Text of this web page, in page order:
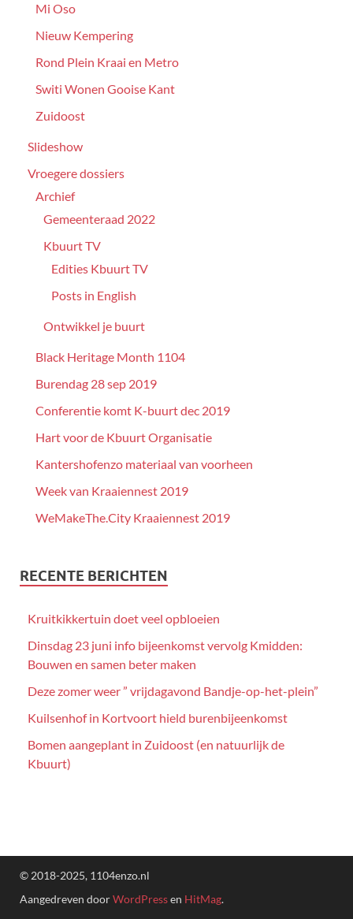
Mi Oso
Nieuw Kempering
Rond Plein Kraai en Metro
Switi Wonen Gooise Kant
Zuidoost
Slideshow
Vroegere dossiers
Archief
Gemeenteraad 2022
Kbuurt TV
Edities Kbuurt TV
Posts in English
Ontwikkel je buurt
Black Heritage Month 1104
Burendag 28 sep 2019
Conferentie komt K-buurt dec 2019
Hart voor de Kbuurt Organisatie
Kantershofenzo materiaal van voorheen
Week van Kraaiennest 2019
WeMakeThe.City Kraaiennest 2019
RECENTE BERICHTEN
Kruitkikkertuin doet veel opbloeien
Dinsdag 23 juni info bijeenkomst vervolg Kmidden:
Bouwen en samen beter maken
Deze zomer weer ” vrijdagavond Bandje-op-het-plein”
Kuilsenhof in Kortvoort hield burenbijeenkomst
Bomen aangeplant in Zuidoost (en natuurlijk de
Kbuurt)
© 2018-2025, 1104enzo.nl
Aangedreven doorWordPressen HitMag.